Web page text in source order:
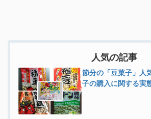
人気の記事
節分の「豆菓子」人
子の購入に関する実